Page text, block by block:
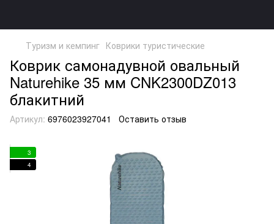
Туризм и кемпинг Коврики туристические
Коврик самонадувной овальный
Naturehike 35 мм CNK2300DZ013
блакитний
Артикул: 6976023927041 Оставить отзыв
3
4